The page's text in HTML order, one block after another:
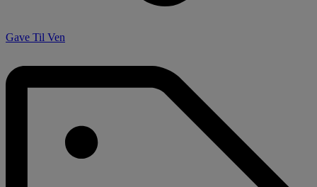
Gave Til Ven